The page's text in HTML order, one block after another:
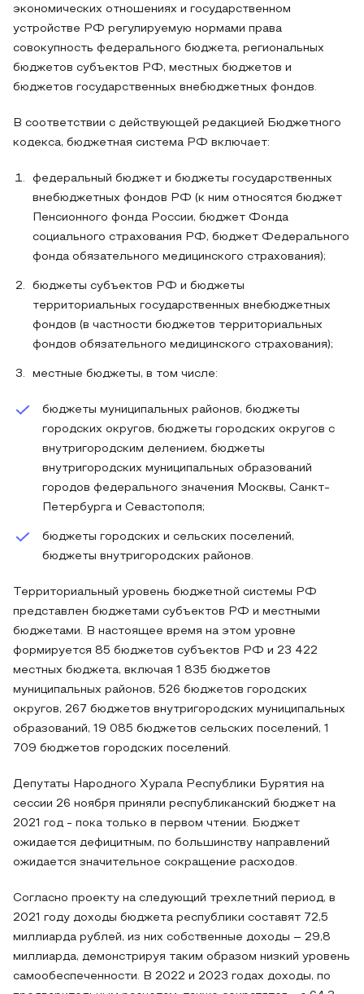
экономических отношениях и государственном
устройстве РФ регулируемую нормами права
совокупность федерального бюджета, региональных
бюджетов субъектов РФ, местных бюджетов и
бюджетов государственных внебюджетных фондов.
В соответствии с действующей редакцией Бюджетного
кодекса, бюджетная система РФ включает:
федеральный бюджет и бюджеты государственных
внебюджетных фондов РФ (к ним относятся бюджет
Пенсионного фонда России, бюджет Фонда
социального страхования РФ, бюджет Федерального
фонда обязательного медицинского страхования);
бюджеты субъектов РФ и бюджеты
территориальных государственных внебюджетных
фондов (в частности бюджетов территориальных
фондов обязательного медицинского страхования);
местные бюджеты, в том числе:
бюджеты муниципальных районов, бюджеты
городских округов, бюджеты городских округов с
внутригородским делением, бюджеты
внутригородских муниципальных образований
городов федерального значения Москвы, Санкт-
Петербурга и Севастополя;
бюджеты городских и сельских поселений,
бюджеты внутригородских районов.
Территориальный уровень бюджетной системы РФ
представлен бюджетами субъектов РФ и местными
бюджетами. В настоящее время на этом уровне
формируется 85 бюджетов субъектов РФ и 23 422
местных бюджета, включая 1 835 бюджетов
муниципальных районов, 526 бюджетов городских
округов, 267 бюджетов внутригородских муниципальных
образований, 19 085 бюджетов сельских поселений, 1
709 бюджетов городских поселений.
Депутаты Народного Хурала Республики Бурятия на
сессии 26 ноября приняли республиканский бюджет на
2021 год - пока только в первом чтении. Бюджет
ожидается дефицитным, по большинству направлений
ожидается значительное сокращение расходов.
Согласно проекту на следующий трехлетний период, в
2021 году доходы бюджета республики составят 72,5
миллиарда рублей, из них собственные доходы – 29,8
миллиарда, демонстрируя таким образом низкий уровень
самообеспеченности. В 2022 и 2023 годах доходы, по